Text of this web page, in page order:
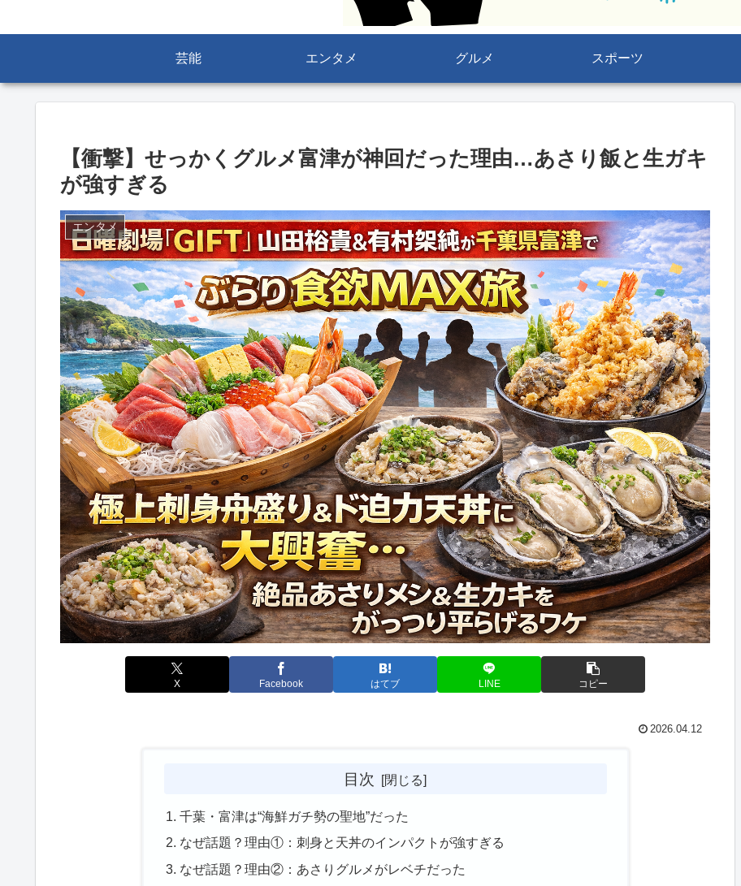
芸能 エンタメ グルメ スポーツ
【衝撃】せっかくグルメ富津が神回だった理由…あさり飯と生ガキ
が強すぎる
エンタメ
X Facebook はてブ LINE コピー
2026.04.12
目次
千葉・富津は“海鮮ガチ勢の聖地”だった
なぜ話題？理由①：刺身と天丼のインパクトが強すぎる
なぜ話題？理由②：あさりグルメがレベチだった